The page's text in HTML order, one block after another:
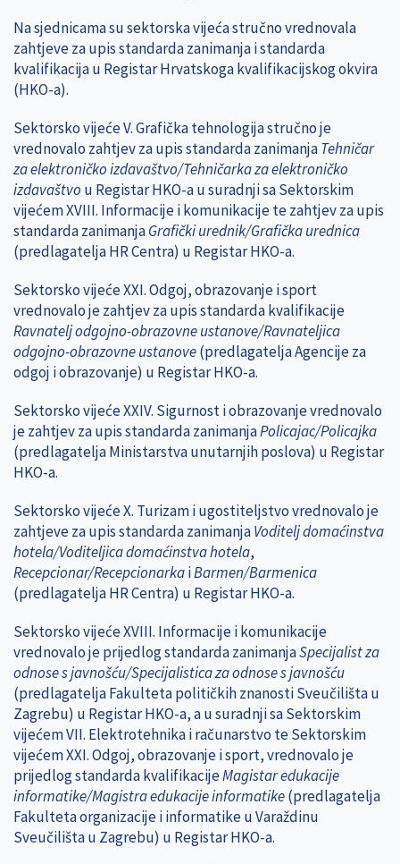
Na sjednicama su sektorska vijeća stručno vrednovala
zahtjeve za upis standarda zanimanja i standarda
kvalifikacija u Registar Hrvatskoga kvalifikacijskog okvira
(HKO-a).
Sektorsko vijeće V. Grafička tehnologija stručno je
vrednovalo zahtjev za upis standarda zanimanjaTehničar
za elektroničko izdavaštvo/Tehničarka za elektroničko
izdavaštvo u Registar HKO-a u suradnji sa Sektorskim
vijećem XVIII. Informacije i komunikacije te zahtjev za upis
standarda zanimanjaGrafički urednik/Grafička urednica
(predlagatelja HR Centra) u Registar HKO-a.
Sektorsko vijeće XXI. Odgoj, obrazovanje i sport
vrednovalo je zahtjev za upis standarda kvalifikacije
Ravnatelj odgojno-obrazovne ustanove/Ravnateljica
odgojno-obrazovne ustanove(predlagatelja Agencije za
odgoj i obrazovanje) u Registar HKO-a.
Sektorsko vijeće XXIV. Sigurnost i obrazovanje vrednovalo
je zahtjev za upis standarda zanimanjaPolicajac/Policajka
(predlagatelja Ministarstva unutarnjih poslova) u Registar
HKO-a.
Sektorsko vijeće X. Turizam i ugostiteljstvo vrednovalo je
zahtjeve za upis standarda zanimanjaVoditelj domaćinstva
hotela/Voditeljica domaćinstva hotela,
Recepcionar/RecepcionarkaiBarmen/Barmenica
(predlagatelja HR Centra) u Registar HKO-a.
Sektorsko vijeće XVIII. Informacije i komunikacije
vrednovalo je prijedlog standarda zanimanjaSpecijalist za
odnose s javnošću/Specijalistica za odnose s javnošću
(predlagatelja Fakulteta političkih znanosti Sveučilišta u
Zagrebu) u Registar HKO-a, a u suradnji sa Sektorskim
vijećem VII. Elektrotehnika i računarstvo te Sektorskim
vijećem XXI. Odgoj, obrazovanje i sport, vrednovalo je
prijedlog standarda kvalifikacijeMagistar edukacije
informatike/Magistra edukacije informatike(predlagatelja
Fakulteta organizacije i informatike u Varaždinu
Sveučilišta u Zagrebu) u Registar HKO-a.